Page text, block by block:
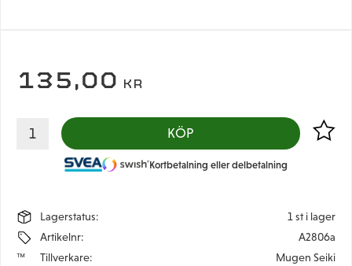
135,00 KR
KÖP Lägg
Kortbetalning eller delbetalning
Lagerstatus
1 st i lager
Artikelnr
A2806a
Tillverkare
Mugen Seiki